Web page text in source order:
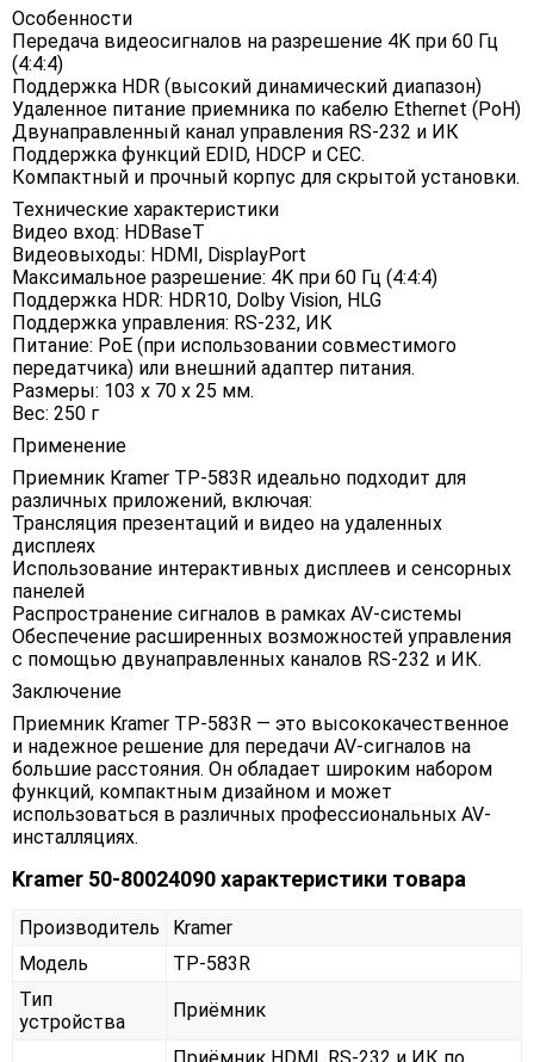
Особенности
Передача видеосигналов на разрешение 4K при 60 Гц
(4:4:4)
Поддержка HDR (высокий динамический диапазон)
Удаленное питание приемника по кабелю Ethernet (PoH)
Двунаправленный канал управления RS-232 и ИК
Поддержка функций EDID, HDCP и CEC.
Компактный и прочный корпус для скрытой установки.
Технические характеристики
Видео вход: HDBaseT
Видеовыходы: HDMI, DisplayPort
Максимальное разрешение: 4K при 60 Гц (4:4:4)
Поддержка HDR: HDR10, Dolby Vision, HLG
Поддержка управления: RS-232, ИК
Питание: PoE (при использовании совместимого
передатчика) или внешний адаптер питания.
Размеры: 103 х 70 х 25 мм.
Вес: 250 г
Применение
Приемник Kramer TP-583R идеально подходит для
различных приложений, включая:
Трансляция презентаций и видео на удаленных
дисплеях
Использование интерактивных дисплеев и сенсорных
панелей
Распространение сигналов в рамках AV-системы
Обеспечение расширенных возможностей управления
с помощью двунаправленных каналов RS-232 и ИК.
Заключение
Приемник Kramer TP-583R — это высококачественное
и надежное решение для передачи AV-сигналов на
большие расстояния. Он обладает широким набором
функций, компактным дизайном и может
использоваться в различных профессиональных AV-
инсталляциях.
Kramer 50-80024090 характеристики товара
Производитель
Kramer
Модель
TP-583R
Тип
устройства
Приёмник